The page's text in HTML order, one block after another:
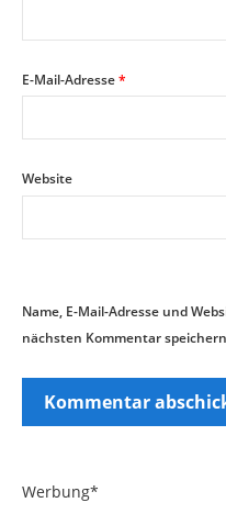
E-Mail-Adresse*
Website
Name, E-Mail-Adresse und
nächsten Kommentar
Werbung*